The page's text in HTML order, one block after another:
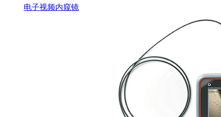
电子视频内窥镜